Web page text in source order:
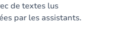
de textes lus
par les assistants.